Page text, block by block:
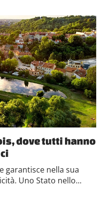
dove tutti hanno
garantisce nella sua
Uno Stato nello...